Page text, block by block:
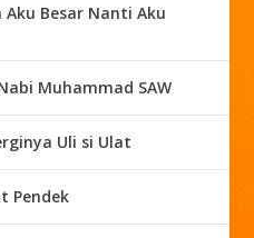
Besar Nanti Aku
Muhammad SAW
Uli si Ulat
Pendek